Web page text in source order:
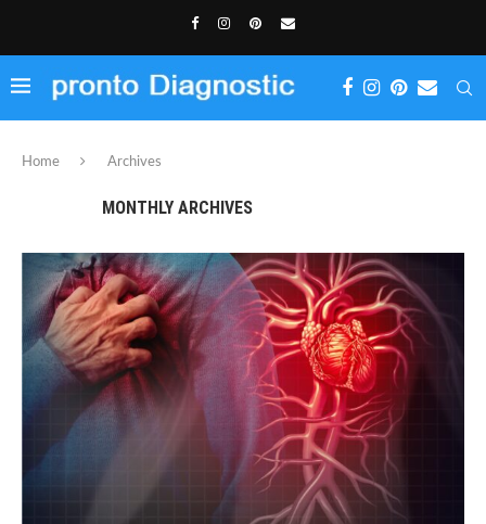
Home Archives
MONTHLY ARCHIVES